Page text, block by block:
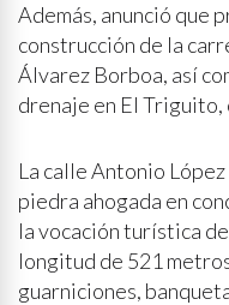
Además, anunció que
construcción de la
Álvarez Borboa, así
drenaje en El
La calle Antonio
piedra ahogada en
la vocación turística
longitud de 521
guarniciones,